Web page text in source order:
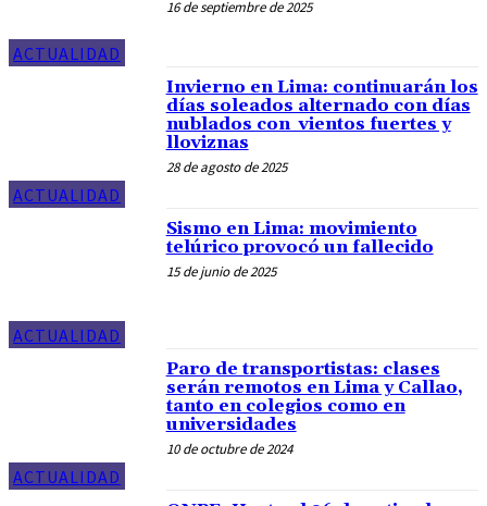
ACTUALIDAD
16 de septiembre de 2025
ACTUALIDAD
Invierno en Lima: continuarán los
días soleados alternado con días
nublados con vientos fuertes y
lloviznas
28 de agosto de 2025
ACTUALIDAD
Sismo en Lima: movimiento
telúrico provocó un fallecido
15 de junio de 2025
ACTUALIDAD
Paro de transportistas: clases
serán remotos en Lima y Callao,
tanto en colegios como en
universidades
10 de octubre de 2024